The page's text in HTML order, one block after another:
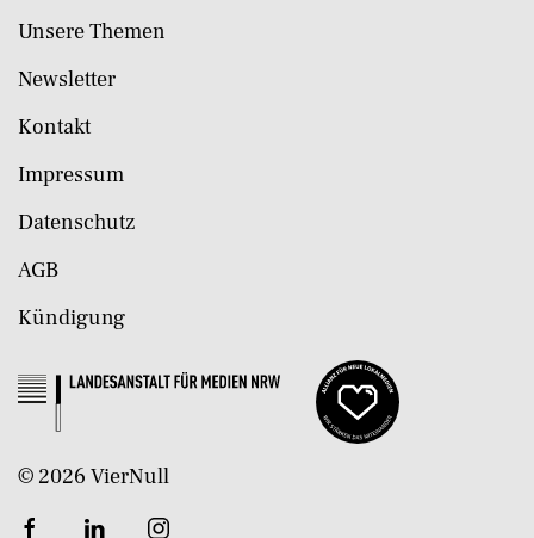
Unsere Themen
Newsletter
Kontakt
Impressum
Datenschutz
AGB
Kündigung
© 2026 VierNull